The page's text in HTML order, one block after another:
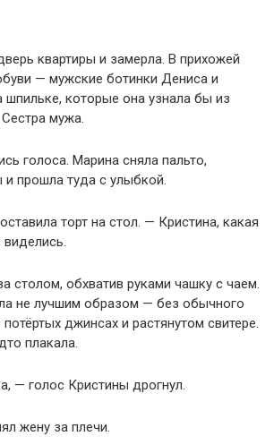
квартиры и замерла. В прихожей
— мужские ботинки Дениса и
шпильке, которые она узнала бы из
мужа.
голоса. Марина сняла пальто,
и прошла туда с улыбкой.
торт на стол. — Кристина, какая
столом, обхватив руками чашку с чаем.
не лучшим образом — без обычного
джинсах и растянутом свитере.
плакала.
— голос Кристины дрогнул.
жену за плечи.